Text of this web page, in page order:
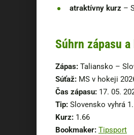
atraktívny kurz –
Súhrn zápasu
Zápas: Taliansko –
Súťaž: MS v hokeji
Čas zápasu: 17. 05.
Tip: Slovensko vyhrá
Kurz: 1.66
Bookmaker: Tipsport